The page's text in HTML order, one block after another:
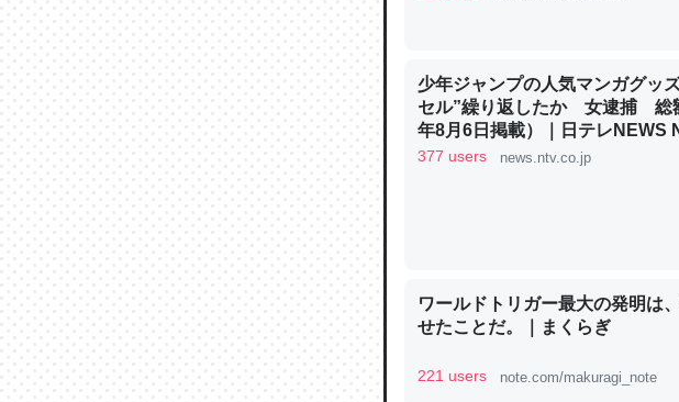
これを元に考えるとカルシウムを
─ニュース :: 【研究発表】昆虫学の大問
ウチもEchoを実家に置いて４年。
少年ジャンプの人気マンガグッ
セル”繰り返したか 女逮捕 総
年8月6日掲載）｜日テレNEWS
377 users news.ntv.co.jp
ワールドトリガー最大の発明は
せたことだ。｜まくらぎ
221 users note.com/makuragi_note